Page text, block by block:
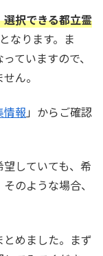
択できる都立霊
となります。ま
っていますので、
ん。
報 」からご確認
望していても、希
のような場合、
めました。まず